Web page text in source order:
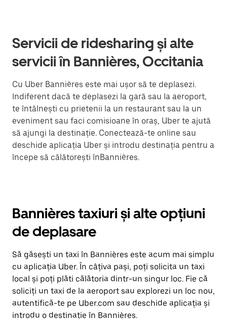
Servicii de ridesharing și alte
servicii în Bannières, Occitania
Cu Uber Bannières este mai ușor să te deplasezi.
Indiferent dacă te deplasezi la gară sau la aeroport,
te întâlnești cu prietenii la un restaurant sau la un
eveniment sau faci comisioane în oraș, Uber te ajută
să ajungi la destinație. Conectează-te online sau
deschide aplicația Uber și introdu destinația pentru a
începe să călătorești înBannières.
Bannières taxiuri și alte opțiuni
de deplasare
Să găsești un taxi în Bannières este acum mai simplu
cu aplicația Uber. În câțiva pași, poți solicita un taxi
local și poți plăti călătoria dintr-un singur loc. Fie că
soliciți un taxi de la aeroport sau explorezi un loc nou,
autentifică-te pe Uber.com sau deschide aplicația și
introdu o destinație în Bannières.